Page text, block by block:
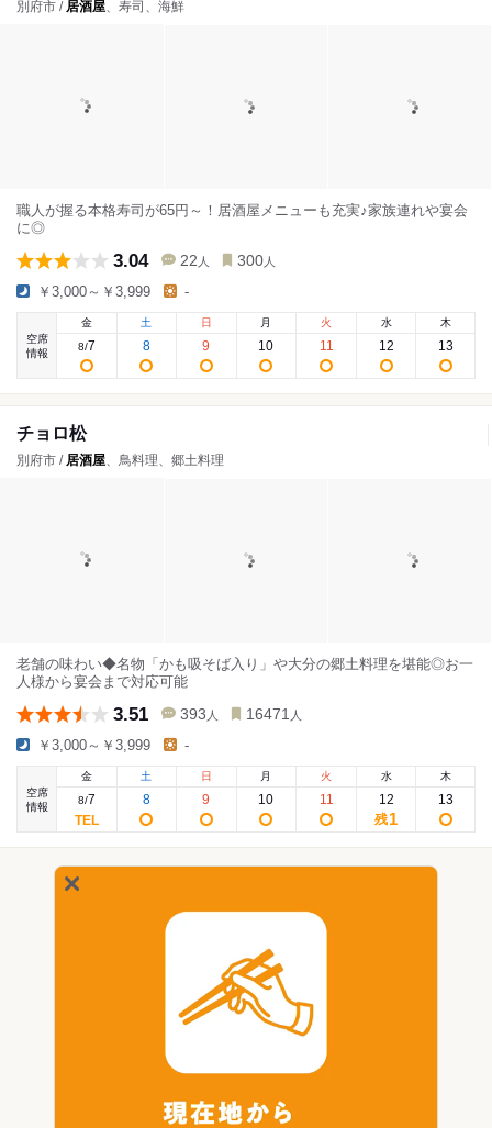
別府市 / 居酒屋、寿司、海鮮
職人が握る本格寿司が65円～！居酒屋メニューも充実♪家族連れや宴会
に◎
3.04 22 人 300 人
￥3,000～￥3,999 -
空席
情報
金
8/7
土
8
日
9
月
10
火
11
水
12
木
13
チョロ松
別府市 / 居酒屋、鳥料理、郷土料理
老舗の味わい◆名物「かも吸そば入り」や大分の郷土料理を堪能◎お一
人様から宴会まで対応可能
3.51 393 人 16471 人
￥3,000～￥3,999 -
空席
情報
金
8/7
土
8
日
9
月
10
火
11
水
12
残1
木
13